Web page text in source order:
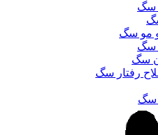
سگ
مو سگ
سگ
سگ
رفتار سگ
سگ